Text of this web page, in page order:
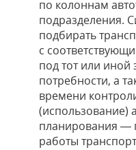
по колоннам
подразделения.
подбирать
с
под тот или иной
потребности, а
времени
(использование)
планирования —
работы